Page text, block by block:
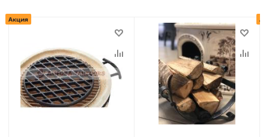
Акция